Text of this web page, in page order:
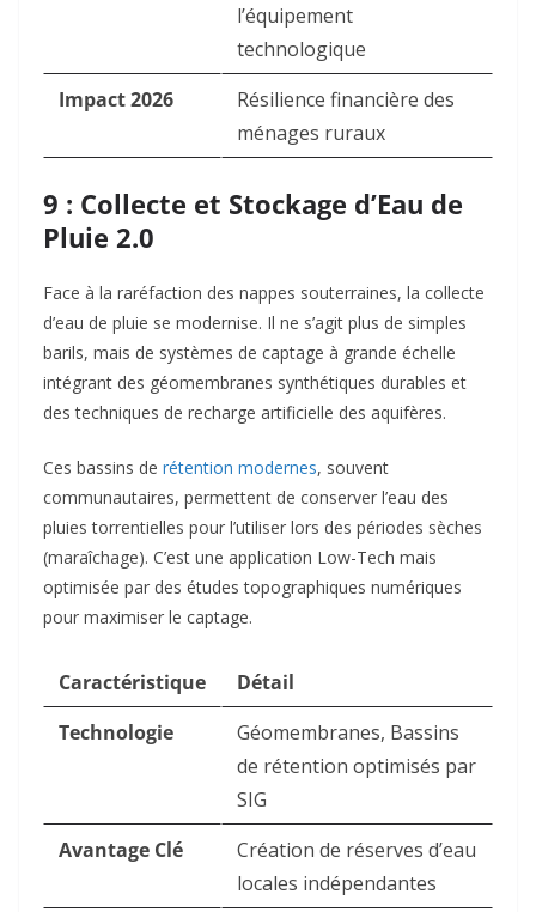
l’équipement
technologique
Impact 2026
Résilience financière des
ménages ruraux
9 : Collecte et Stockage d’Eau de
Pluie 2.0
Face à la raréfaction des nappes souterraines, la collecte
d’eau de pluie se modernise. Il ne s’agit plus de simples
barils, mais de systèmes de captage à grande échelle
intégrant des géomembranes synthétiques durables et
des techniques de recharge artificielle des aquifères.
Ces bassins de rétention modernes, souvent
communautaires, permettent de conserver l’eau des
pluies torrentielles pour l’utiliser lors des périodes sèches
(maraîchage). C’est une application Low-Tech mais
optimisée par des études topographiques numériques
pour maximiser le captage.
Caractéristique
Détail
Technologie
Géomembranes, Bassins
de rétention optimisés par
SIG
Avantage Clé
Création de réserves d’eau
locales indépendantes